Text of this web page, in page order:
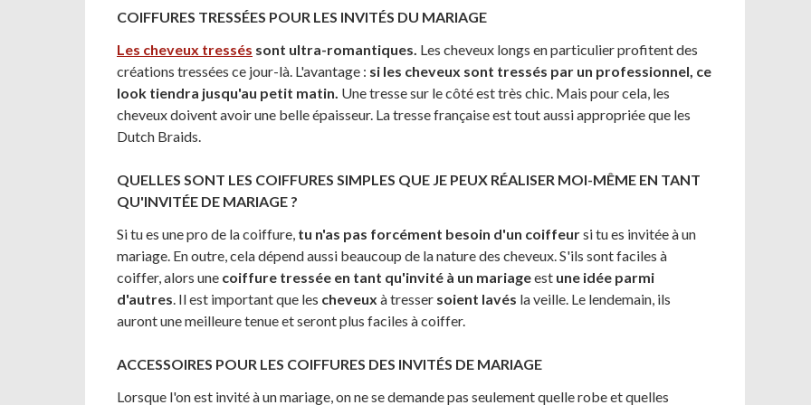
COIFFURES TRESSÉES POUR LES INVITÉS DU MARIAGE
Les cheveux tressés sont ultra-romantiques. Les cheveux longs en particulier profitent des
créations tressées ce jour-là. L'avantage : si les cheveux sont tressés par un professionnel, ce
look tiendra jusqu'au petit matin. Une tresse sur le côté est très chic. Mais pour cela, les
cheveux doivent avoir une belle épaisseur. La tresse française est tout aussi appropriée que les
Dutch Braids.
QUELLES SONT LES COIFFURES SIMPLES QUE JE PEUX RÉALISER MOI-MÊME EN TANT
QU'INVITÉE DE MARIAGE ?
Si tu es une pro de la coiffure, tu n'as pas forcément besoin d'un coiffeursi tu es invitée à un
mariage. En outre, cela dépend aussi beaucoup de la nature des cheveux. S'ils sont faciles à
coiffer, alors une coiffure tressée en tant qu'invité à un mariageest une idée parmi
d'autres. Il est important que les cheveux à tresser soient lavés la veille. Le lendemain, ils
auront une meilleure tenue et seront plus faciles à coiffer.
ACCESSOIRES POUR LES COIFFURES DES INVITÉS DE MARIAGE
Lorsque l'on est invité à un mariage, on ne se demande pas seulement quelle robe et quelles